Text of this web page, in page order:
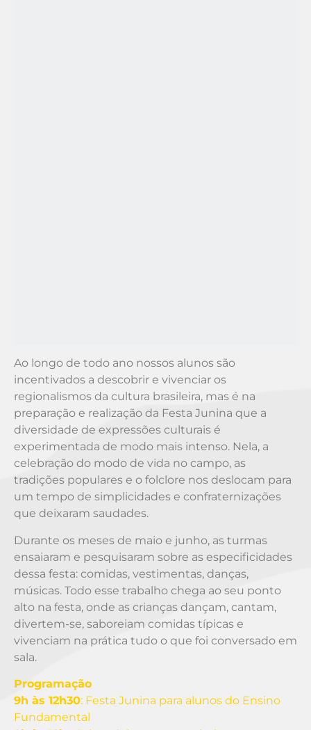
Ao longo de todo ano nossos alunos são
incentivados a descobrir e vivenciar os
regionalismos da cultura brasileira, mas é na
preparação e realização da Festa Junina que a
diversidade de expressões culturais é
experimentada de modo mais intenso. Nela, a
celebração do modo de vida no campo, as
tradições populares e o folclore nos deslocam para
um tempo de simplicidades e confraternizações
que deixaram saudades.
Durante os meses de maio e junho, as turmas
ensaiaram e pesquisaram sobre as especificidades
dessa festa: comidas, vestimentas, danças,
músicas. Todo esse trabalho chega ao seu ponto
alto na festa, onde as crianças dançam, cantam,
divertem-se, saboreiam comidas típicas e
vivenciam na prática tudo o que foi conversado em
sala.
Programação
9h às 12h30: Festa Junina para alunos do Ensino
Fundamental